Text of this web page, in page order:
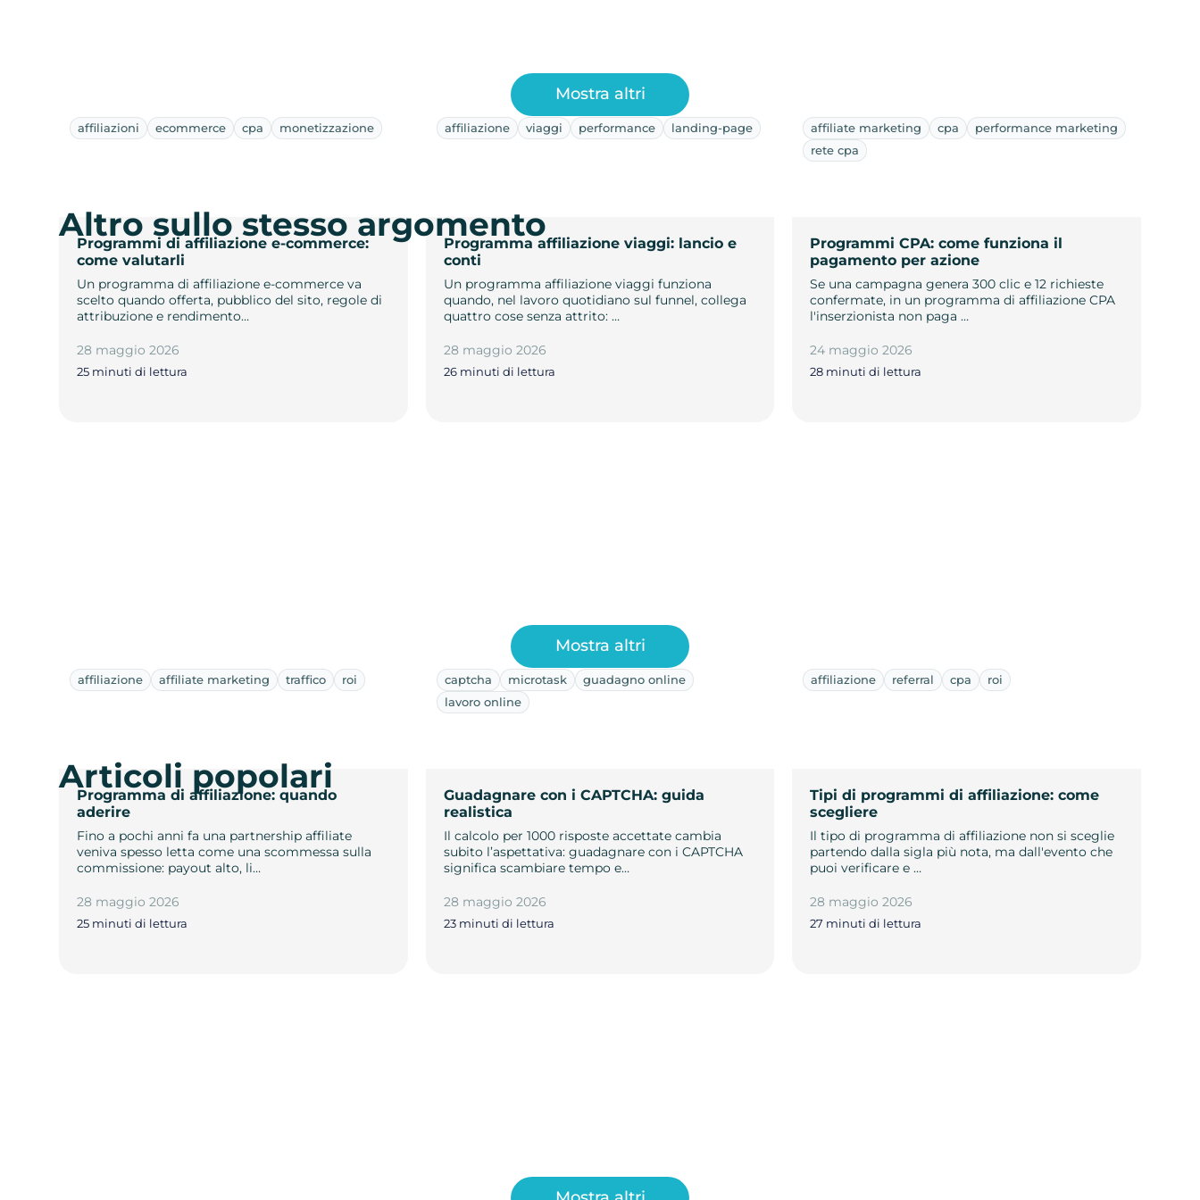
affiliazioni ecommerce cpa monetizzazione
Programmi di affiliazione e-commerce:
come valutarli
Un programma di affiliazione e-commerce va
scelto quando offerta, pubblico del sito, regole di
attribuzione e rendimento…
28 maggio 2026
25 minuti di lettura
affiliazione viaggi performance landing-page
Programma affiliazione viaggi: lancio e
conti
Un programma affiliazione viaggi funziona
quando, nel lavoro quotidiano sul funnel, collega
quattro cose senza attrito: …
28 maggio 2026
26 minuti di lettura
affiliate marketing cpa
performance marketing
rete cpa
Programmi CPA: come funziona il
pagamento per azione
Se una campagna genera 300 clic e 12 richieste
confermate, in un programma di affiliazione CPA
l'inserzionista non paga …
24 maggio 2026
28 minuti di lettura
Mostra altri
Altro sullo stesso argomento
affiliazione affiliate marketing traffico roi
Programma di affiliazione: quando
aderire
Fino a pochi anni fa una partnership affiliate
veniva spesso letta come una scommessa sulla
commissione: payout alto, li…
28 maggio 2026
25 minuti di lettura
captcha microtask
guadagno online
lavoro online
Guadagnare con i CAPTCHA: guida
realistica
Il calcolo per 1000 risposte accettate cambia
subito l’aspettativa: guadagnare con i CAPTCHA
significa scambiare tempo e…
28 maggio 2026
23 minuti di lettura
affiliazione referral cpa roi
Tipi di programmi di affiliazione: come
scegliere
Il tipo di programma di affiliazione non si sceglie
partendo dalla sigla più nota, ma dall'evento che
puoi verificare e …
28 maggio 2026
27 minuti di lettura
Mostra altri
Articoli popolari